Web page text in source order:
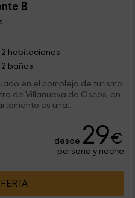
B
2 habitaciones
2 baños
en el complejo de turismo
de Villanueva de Oscos, en
es una...
desde 29€
persona y noche